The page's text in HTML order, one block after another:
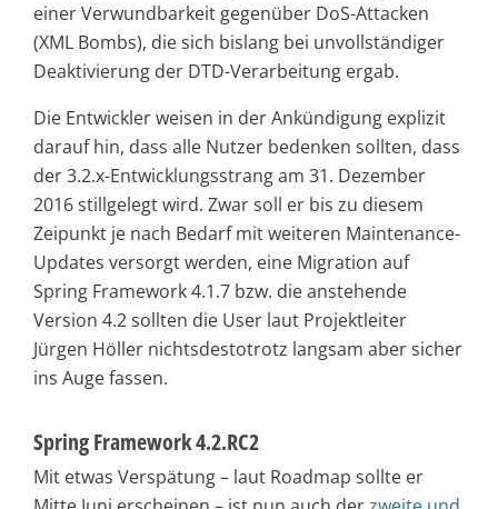
einer Verwundbarkeit gegenüber DoS-Attacken
(XML Bombs), die sich bislang bei unvollständiger
Deaktivierung der DTD-Verarbeitung ergab.
Die Entwickler weisen in der Ankündigung explizit
darauf hin, dass alle Nutzer bedenken sollten, dass
der 3.2.x-Entwicklungsstrang am 31. Dezember
2016 stillgelegt wird. Zwar soll er bis zu diesem
Zeipunkt je nach Bedarf mit weiteren Maintenance-
Updates versorgt werden, eine Migration auf
Spring Framework 4.1.7 bzw. die anstehende
Version 4.2 sollten die User laut Projektleiter
Jürgen Höller nichtsdestotrotz langsam aber sicher
ins Auge fassen.
Spring Framework 4.2.RC2
Mit etwas Verspätung – laut Roadmap sollte er